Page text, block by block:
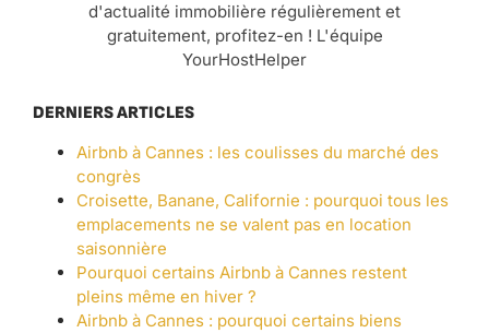
d'actualité immobilière régulièrement et
gratuitement, profitez-en ! L'équipe
YourHostHelper
DERNIERS ARTICLES
Airbnb à Cannes : les coulisses du marché des
congrès
Croisette, Banane, Californie : pourquoi tous les
emplacements ne se valent pas en location
saisonnière
Pourquoi certains Airbnb à Cannes restent
pleins même en hiver ?
Airbnb à Cannes : pourquoi certains biens